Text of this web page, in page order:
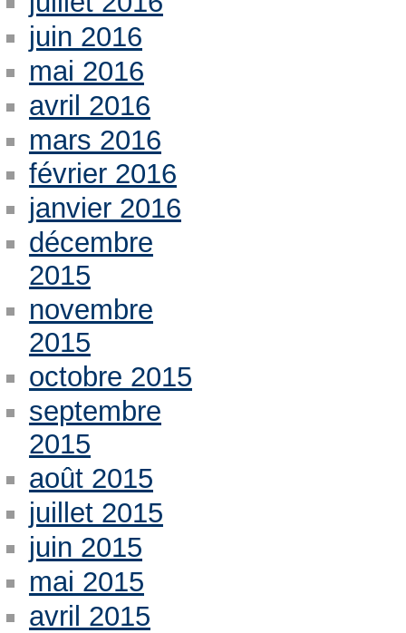
juin 2016
mai 2016
avril 2016
mars 2016
février 2016
janvier 2016
décembre
2015
novembre
2015
octobre 2015
septembre
2015
août 2015
juillet 2015
juin 2015
mai 2015
avril 2015